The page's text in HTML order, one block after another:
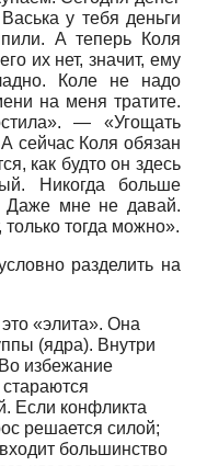
у тебя деньги
А теперь Коля
их нет, значит, ему
Коле не надо
на меня тратите.
— «Угощать
сейчас Коля обязан
как будто он здесь
Никогда больше
Даже мне не давай.
тогда можно».
разделить на
«элита». Она
(ядра). Внутри
избежание
Если конфликта
решается силой;
большинство